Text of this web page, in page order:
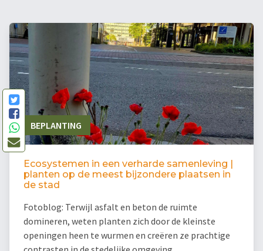
BEPLANTING
Ecosystemen in een verharde samenleving |
planten op de meest bijzondere plaatsen in
de stad
Fotoblog: Terwijl asfalt en beton de ruimte
domineren, weten planten zich door de kleinste
openingen heen te wurmen en creëren ze prachtige